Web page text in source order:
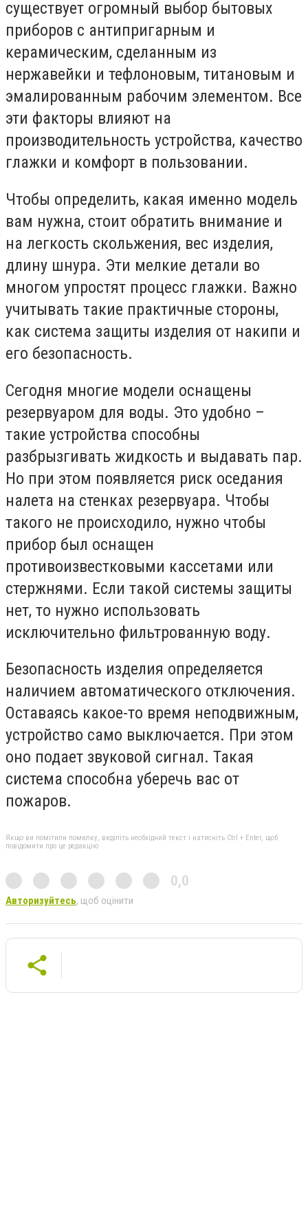
существует огромный выбор бытовых
приборов с антипригарным и
керамическим, сделанным из
нержавейки и тефлоновым, титановым и
эмалированным рабочим элементом. Все
эти факторы влияют на
производительность устройства, качество
глажки и комфорт в пользовании.
Чтобы определить, какая именно модель
вам нужна, стоит обратить внимание и
на легкость скольжения, вес изделия,
длину шнура. Эти мелкие детали во
многом упростят процесс глажки. Важно
учитывать такие практичные стороны,
как система защиты изделия от накипи и
его безопасность.
Сегодня многие модели оснащены
резервуаром для воды. Это удобно –
такие устройства способны
разбрызгивать жидкость и выдавать пар.
Но при этом появляется риск оседания
налета на стенках резервуара. Чтобы
такого не происходило, нужно чтобы
прибор был оснащен
противоизвестковыми кассетами или
стержнями. Если такой системы защиты
нет, то нужно использовать
исключительно фильтрованную воду.
Безопасность изделия определяется
наличием автоматического отключения.
Оставаясь какое-то время неподвижным,
устройство само выключается. При этом
оно подает звуковой сигнал. Такая
система способна уберечь вас от
пожаров.
Якщо ви помітили помилку, виділіть необхідний текст і натисніть Ctrl + Enter, щоб
повідомити про це редакцію
0,0
Авторизуйтесь, щоб оцінити